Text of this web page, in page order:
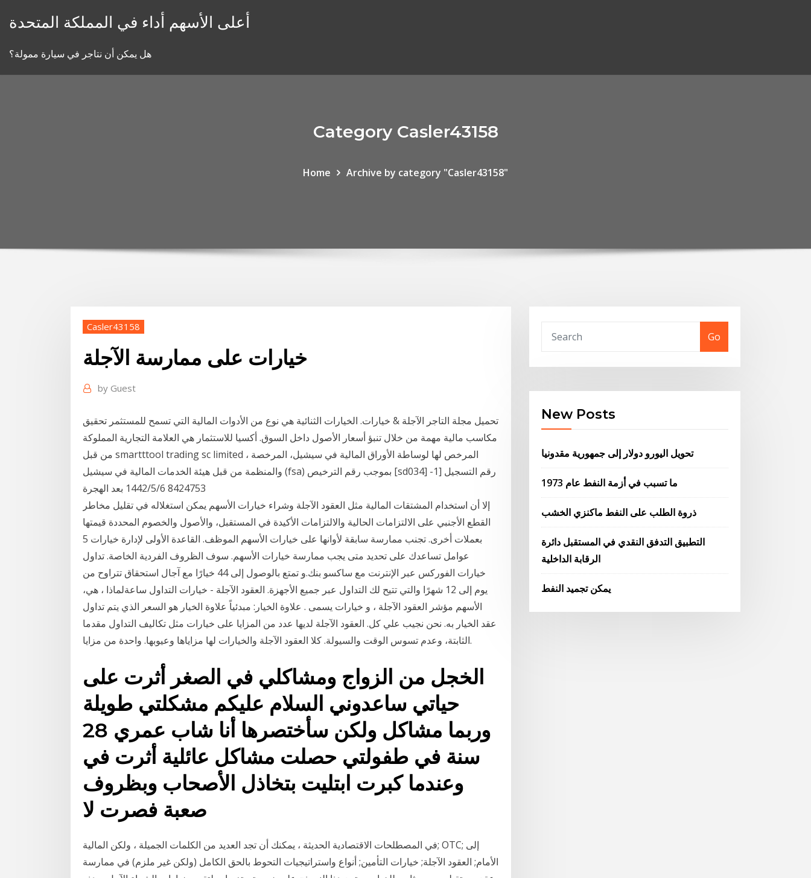
أعلى الأسهم أداء في المملكة المتحدة
هل يمكن أن نتاجر في سيارة ممولة؟
Category Casler43158
Home Archive by category "Casler43158"
Casler43158
خيارات على ممارسة الآجلة
by Guest
تحميل مجلة التاجر الآجلة & خيارات. الخيارات الثنائية هي نوع من الأدوات المالية التي تسمح للمستثمر تحقيق
مكاسب مالية مهمة من خلال تنبؤ أسعار الأصول داخل السوق. أكسيا للاستثمار هي العلامة التجارية المملوكة
من قبل smartttool trading sc limited ، المرخص لها لوساطة الأوراق المالية في سيشيل، المرخصة
والمنظمة من قبل هيئة الخدمات المالية في سيشيل (fsa) بموجب رقم الترخيص [sd034] رقم التسجيل [1-
8424753 6‏‏/5‏‏/1442 بعد الهجرة
إلا أن استخدام المشتقات المالية مثل العقود الآجلة وشراء خيارات الأسهم يمكن استغلاله في تقليل مخاطر
القطع الأجنبي على الالتزامات الحالية والالتزامات الأكيدة في المستقبل، والأصول والخصوم المحددة قيمتها
بعملات أخرى. تجنب ممارسة سابقة لأوانها على خيارات الأسهم الموظف. القاعدة الأولى لإدارة خيارات 5
عوامل تساعدك على تحديد متى يجب ممارسة خيارات الأسهم. سوف الظروف الفردية الخاصة. تداول
خيارات الفوركس عبر الإنترنت مع ساكسو بنك.و تمتع بالوصول إلى 44 خيارًا مع آجال استحقاق تتراوح من
يوم إلى 12 شهرًا والتي تتيح لك التداول عبر جميع الأجهزة. العقود الآجلة - خيارات التداول ساعةلماذا ، هي،
الأسهم مؤشر العقود الآجلة ، و خيارات يسمى . علاوة الخيار: مبدئياً علاوة الخيار هو السعر الذي يتم تداول
عقد الخيار به. نحن نجيب علي كل. العقود الآجلة لديها عدد من المزايا على خيارات مثل تكاليف التداول مقدما
الثابتة، وعدم تسوس الوقت والسيولة. كلا العقود الآجلة والخيارات لها مزاياها وعيوبها. واحدة من مزايا.
الخجل من الزواج ومشاكلي في الصغر أثرت على
حياتي ساعدوني السلام عليكم مشكلتي طويلة
وربما مشاكل ولكن سأختصرها أنا شاب عمري 28
سنة في طفولتي حصلت مشاكل عائلية أثرت في
وعندما كبرت ابتليت بتخاذل الأصحاب وبظروف
صعبة فصرت لا
في المصطلحات الاقتصادية الحديثة ، يمكنك أن تجد العديد من الكلمات الجميلة ، ولكن المالية; OTC; إلى
الأمام; العقود الآجلة; خيارات التأمين; أنواع واستراتيجيات التحوط بالحق الكامل (ولكن غير ملزم) في ممارسة
Go
New Posts
تحويل اليورو دولار إلى جمهورية مقدونيا
ما تسبب في أزمة النفط عام 1973
ذروة الطلب على النفط ماكنزي الخشب
التطبيق التدفق النقدي في المستقبل دائرة
الرقابة الداخلية
يمكن تجميد النفط